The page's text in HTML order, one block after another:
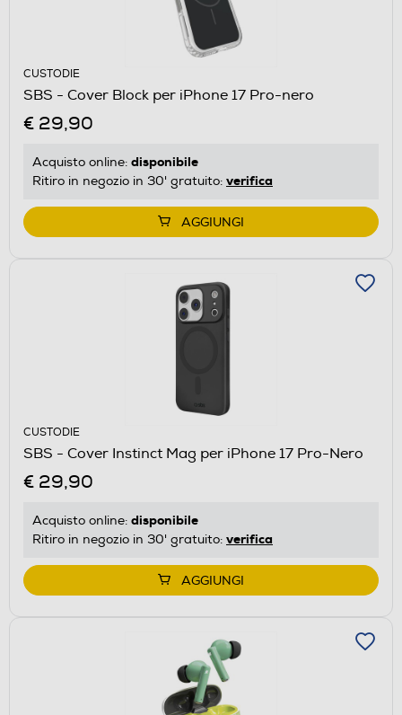
CUSTODIE
SBS - Cover Block per iPhone 17 Pro-nero
€ 29,90
Acquisto online: disponibile
Ritiro in negozio in 30' gratuito: verifica
AGGIUNGI
CUSTODIE
SBS - Cover Instinct Mag per iPhone 17 Pro-Nero
€ 29,90
Acquisto online: disponibile
Ritiro in negozio in 30' gratuito: verifica
AGGIUNGI